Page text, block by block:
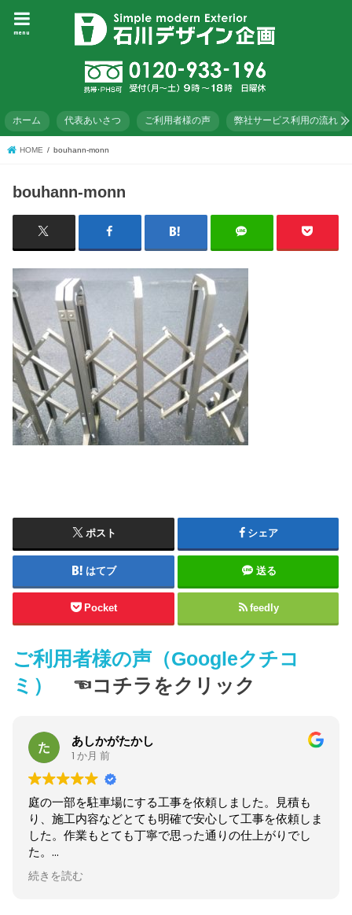
menu
ホーム 代表あいさつ ご利用者様の声 弊社サービス利用の流れ
HOME bouhann-monn
bouhann-monn
ポスト シェア
はてブ 送る
Pocket feedly
ご利用者様の声（Googleクチコ
ミ）
☜コチラをクリック
たかし
場にする工事を依頼しました。見積も
どとても明確で安心して工事を依頼しま
ても丁寧で思った通りの仕上がりでし
様です。
さはま
庭のフェンスの
が、相談から施
た。